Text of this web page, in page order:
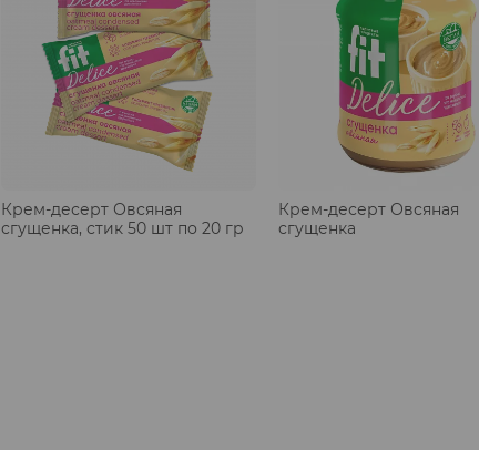
Крем-десерт Овсяная
сгущенка, стик 50 шт по 20 гр
Крем-десерт Овсяная
сгущенка